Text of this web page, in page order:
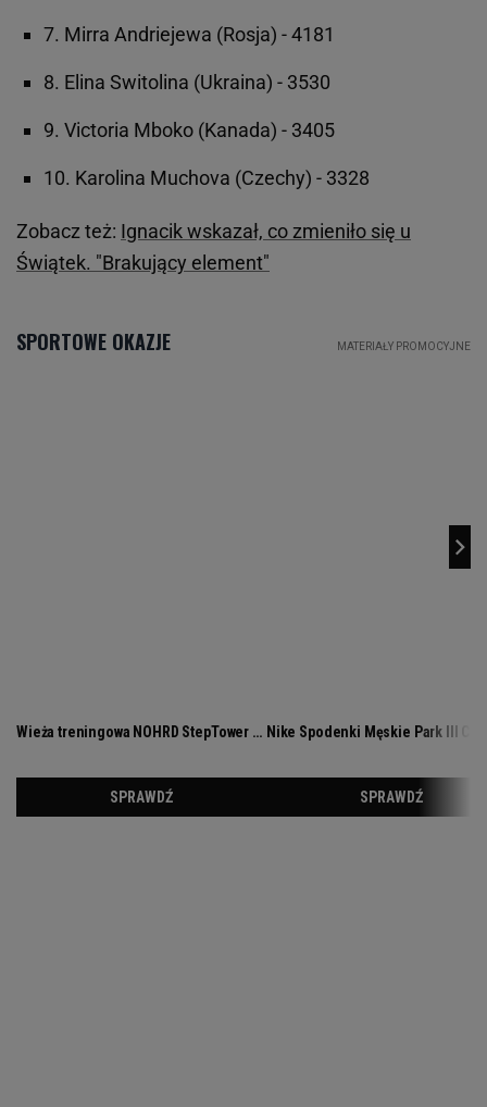
7. Mirra Andriejewa (Rosja) - 4181
8. Elina Switolina (Ukraina) - 3530
9. Victoria Mboko (Kanada) - 3405
10. Karolina Muchova (Czechy) - 3328
Zobacz też: Ignacik wskazał, co zmieniło się u
Świątek. "Brakujący element"